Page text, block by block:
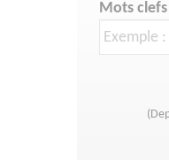
Mots clefs